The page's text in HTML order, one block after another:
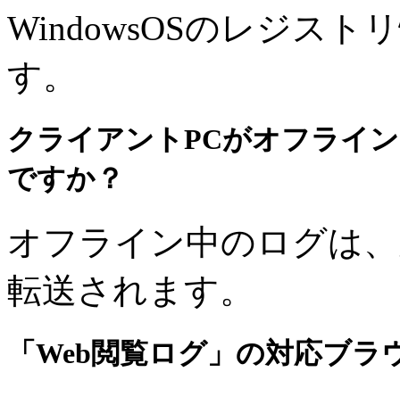
WindowsOSのレジスト
す。
クライアントPCがオフライ
ですか？
オフライン中のログは
転送されます。
「Web閲覧ログ」の対応ブ